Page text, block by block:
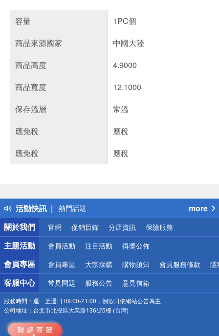
容量
1PC個
商品來源國家
中國大陸
商品高度
4.9000
商品寬度
12.1000
保存溫層
常溫
應免稅
應稅
應免稅
應稅
活動快訊
得獎公告
熱門話題
銀行優惠
偏遠地區配送
詐騙網頁！請小心！
more
關於我們
官網 促銷目錄 分店資訊 保險服務
主題活動 會員活動 注目活動 得獎公佈
會員專區 會員專區 大宗採購 購物須知 會員服務條款 隱
客服中心 常見問題 服務公告 意見信箱
服務時間： 週一至週日 09:00-21:00，例假日依網站公告為主
公司地址： 台北市北投區大業路136號5樓 (台灣)